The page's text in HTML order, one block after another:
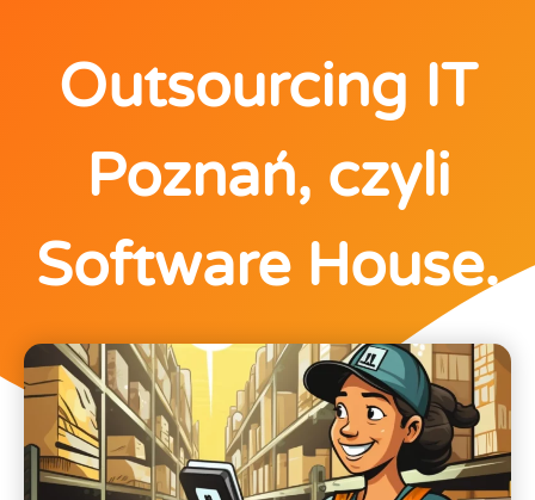
Outsourcing IT
Poznań, czyli
Software House.